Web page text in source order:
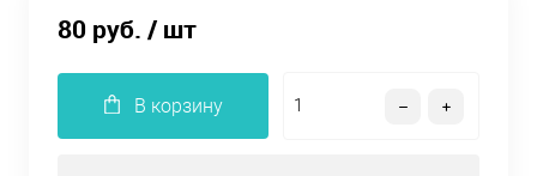
80 руб. / шт
В корзину